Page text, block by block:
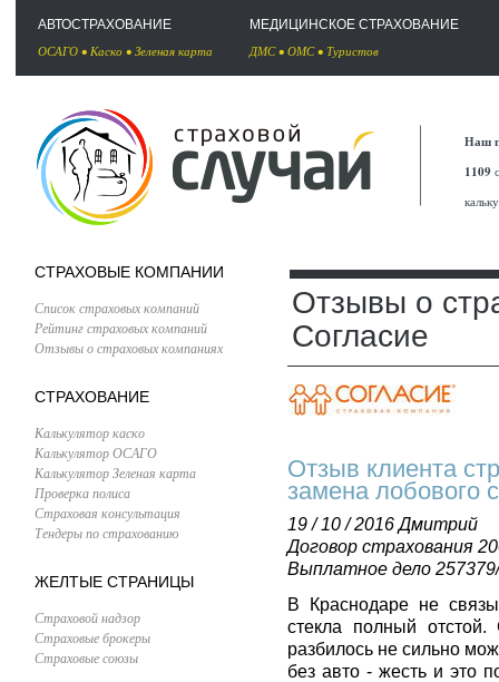
АВТОСТРАХОВАНИЕ
ОСАГО • Каско • Зеленая карта
МЕДИЦИНСКОЕ СТРАХОВАНИЕ
ДМС• ОМС• Туристов
Наш
1109
СТРАХОВЫЕ КОМПАНИИ
Список страховых компаний
Рейтинг страховых компаний
Отзывы о страховых компаниях
СТРАХОВАНИЕ
Калькулятор каско
Калькулятор ОСАГО
Калькулятор Зеленая карта
Проверка полиса
Страховая консультация
Тендеры по страхованию
ЖЕЛТЫЕ СТРАНИЦЫ
Страховой надзор
Страховые брокеры
Страховые союзы
Отзывы о
Согласие
Отзыв клиента
замена лобового
19 / 10 / 2016Дмитрий
Договор страхования
Выплатное дело
В Краснодаре не
стекла полный
разбилось не сильно
без авто - жесть и это